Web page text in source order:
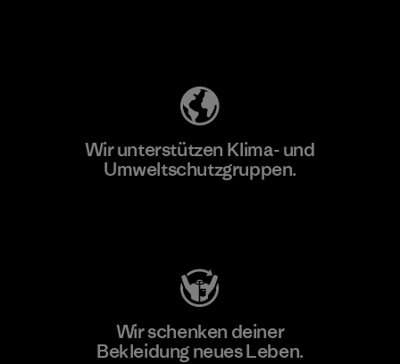
Wir unterstützen Klima- und
Umweltschutzgruppen.
Wir schenken deiner
Bekleidung neues Leben.